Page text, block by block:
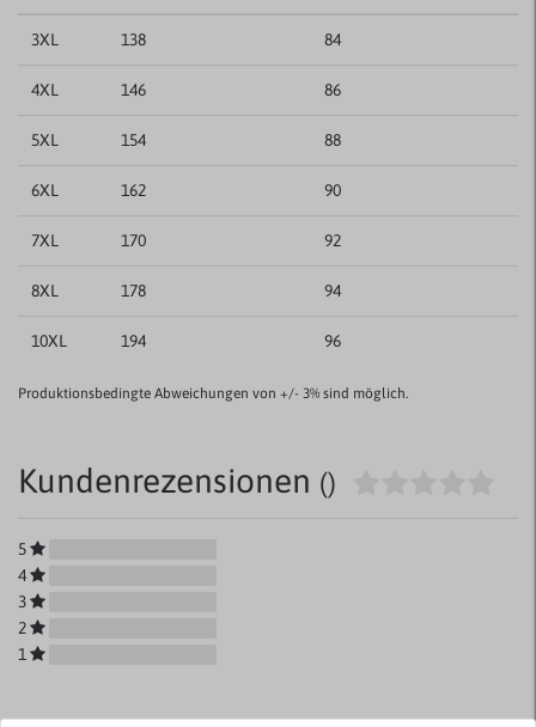
3XL 138 84
4XL 146 86
5XL 154 88
6XL 162 90
7XL 170 92
8XL 178 94
10XL 194 96
Produktionsbedingte Abweichungen von +/- 3% sind möglich.
Kundenrezensionen ()
5
4
3
2
1